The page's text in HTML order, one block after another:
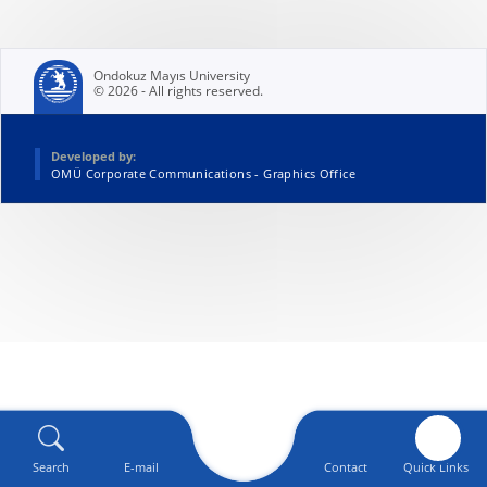
Search E-mail Contact Quick Links
Ondokuz Mayıs University
© 2026 - All rights reserved.
Developed by:
OMÜ Corporate Communications - Graphics Office